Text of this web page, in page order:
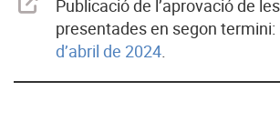
Publicació de l’aprovació de
presentades en segon termini:
d’abril de 2024.